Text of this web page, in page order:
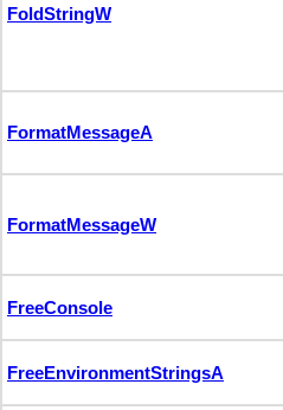
FoldStringW
FormatMessageA
FormatMessageW
FreeConsole
FreeEnvironmentStringsA